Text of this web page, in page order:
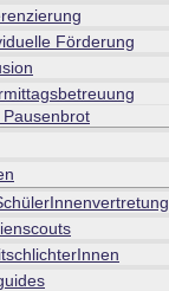
Förderung
Pausenbrot